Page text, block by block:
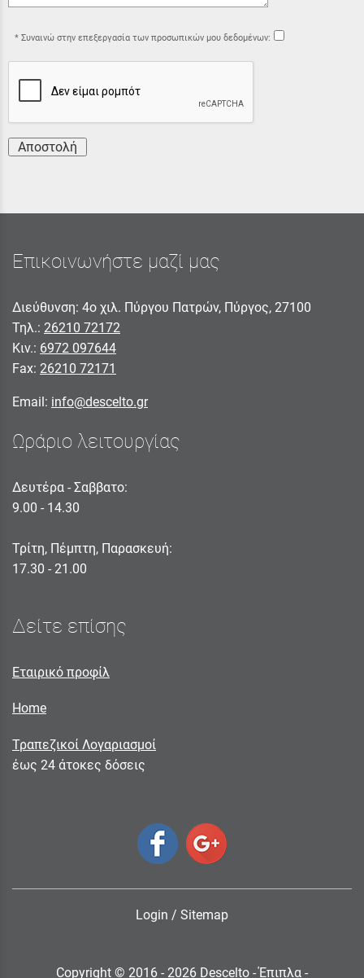
Συναινώ στην επεξεργασία των προσωπικών μου δεδομένων:
Αποστολή
Επικοινωνήστε μαζί μας
Διεύθυνση: 4ο χιλ. Πύργου Πατρών, Πύργος, 27100
Τηλ.: 26210 72172
Κιν.: 6972 097644
Fax: 26210 72171
Email: info@descelto.gr
Ωράριο λειτουργίας
Δευτέρα - Σαββατο:
9.00 - 14.30
Τρίτη, Πέμπτη, Παρασκευή:
17.30 - 21.00
Δείτε επίσης
Εταιρικό προφίλ
Home
Τραπεζικοί Λογαριασμοί
έως 24 άτοκες δόσεις
Login / Sitemap
Copyright © 2016 - 2026 Descelto - Έπιπλα -